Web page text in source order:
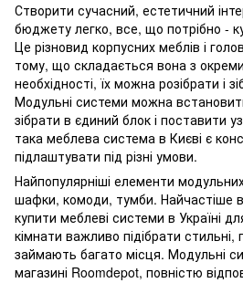
Створити сучасний, естетичний
бюджету легко, все, що потрібно -
Це різновид корпусних меблів і
тому, що складається вона з
необхідності, їх можна розібрати і
Модульні системи можна
зібрати в єдиний блок і поставити
така меблева система в Києві є
підлаштувати під різні умови.
Найпопулярніші елементи
шафки, комоди, тумби. Найчастіше
купити меблеві системи в Україні
кімнати важливо підібрати стильні,
займають багато місця. Модульні
магазині Roomdepot, повністю